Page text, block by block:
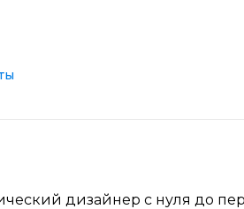
дизайнер с нуля до